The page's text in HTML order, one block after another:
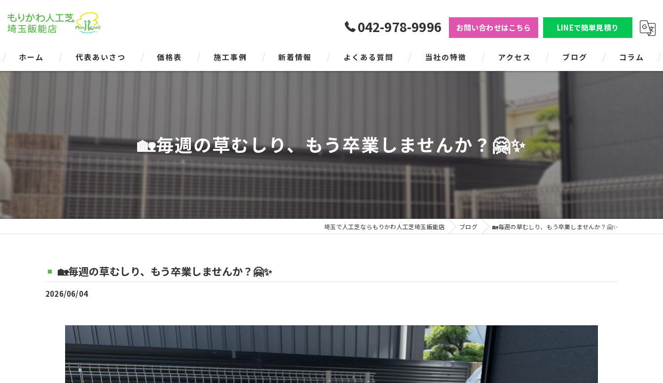
042-978-9996 お問い合わせはこちら LINEで簡単見積り
ホーム 代表あいさつ 価格表 施工事例 新着情報 よくある質問 当社の特徴
狭山市の人工芝
瑞穂町の人工芝
アクセス ブログ コラム
🏡毎週の草むしり、もう卒業しませんか？🤗✨
埼玉で人工芝ならもりかわ人工芝埼玉飯能店 ブログ 🏡毎週の草むしり、もう卒業しませんか？🤗✨
🏡毎週の草むしり、もう卒業しませんか？🤗✨
2026/06/04